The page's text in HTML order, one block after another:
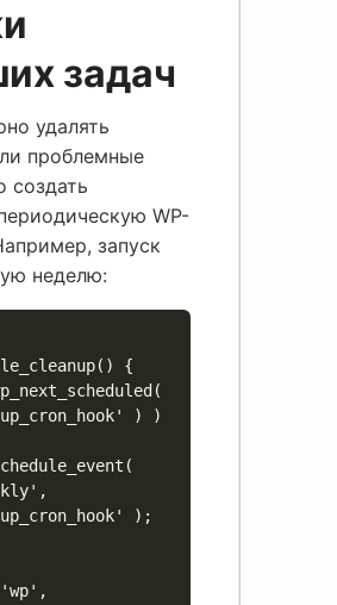
задач
удалять
проблемные
создать
WP-
запуск
неделю:
{
) )
);
'wp',